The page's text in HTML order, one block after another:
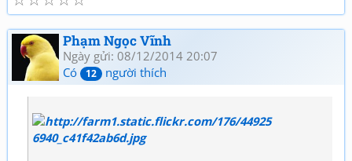
Phạm Ngọc Vĩnh
Ngày gửi: 08/12/2014 20:07
Có
12 người thích